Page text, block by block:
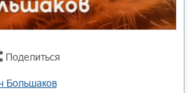
Поделиться
Большаков